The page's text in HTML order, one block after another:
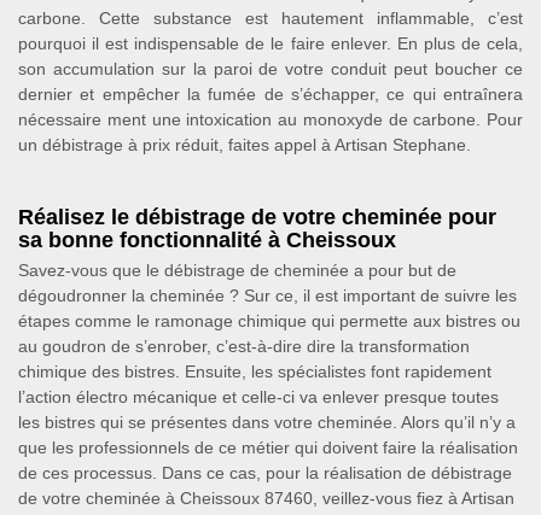
carbone. Cette substance est hautement inflammable, c’est
pourquoi il est indispensable de le faire enlever. En plus de cela,
son accumulation sur la paroi de votre conduit peut boucher ce
dernier et empêcher la fumée de s’échapper, ce qui entraînera
nécessaire ment une intoxication au monoxyde de carbone. Pour
un débistrage à prix réduit, faites appel à Artisan Stephane.
Réalisez le débistrage de votre cheminée pour
sa bonne fonctionnalité à Cheissoux
Savez-vous que le débistrage de cheminée a pour but de
dégoudronner la cheminée ? Sur ce, il est important de suivre les
étapes comme le ramonage chimique qui permette aux bistres ou
au goudron de s’enrober, c’est-à-dire dire la transformation
chimique des bistres. Ensuite, les spécialistes font rapidement
l’action électro mécanique et celle-ci va enlever presque toutes
les bistres qui se présentes dans votre cheminée. Alors qu’il n’y a
que les professionnels de ce métier qui doivent faire la réalisation
de ces processus. Dans ce cas, pour la réalisation de débistrage
de votre cheminée à Cheissoux 87460, veillez-vous fiez à Artisan